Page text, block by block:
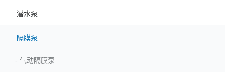
潜水泵
隔膜泵
- 气动隔膜泵